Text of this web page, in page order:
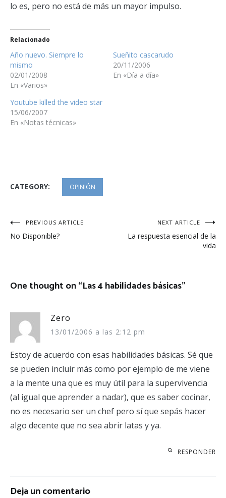
lo es, pero no está de más un mayor impulso.
Relacionado
Año nuevo. Siempre lo
mismo
02/01/2008
En «Varios»
Sueñito cascarudo
20/11/2006
En «Día a día»
Youtube killed the video star
15/06/2007
En «Notas técnicas»
CATEGORY: OPINIÓN
Navegación
de
PREVIOUS ARTICLE
No Disponible?
NEXT ARTICLE
La respuesta esencial de la
vida
One thought on “Las 4 habilidades básicas”
Zero
13/01/2006 a las 2:12 pm
Estoy de acuerdo con esas habilidades básicas. Sé que
se pueden incluir más como por ejemplo de me viene
a la mente una que es muy útil para la supervivencia
(al igual que aprender a nadar), que es saber cocinar,
no es necesario ser un chef pero sí que sepás hacer
algo decente que no sea abrir latas y ya.
RESPONDER
Deja un comentario